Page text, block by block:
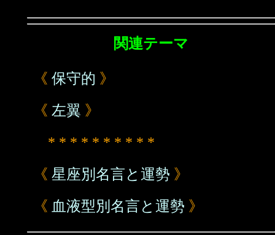
関連テーマ
《 保守的 》
《 左翼 》
* * * * * * * * * *
《 星座別名言と運勢 》
《 血液型別名言と運勢 》